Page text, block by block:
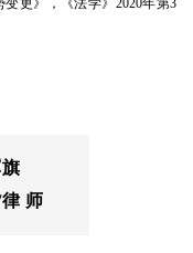
更》，《法学》2020年第3
师